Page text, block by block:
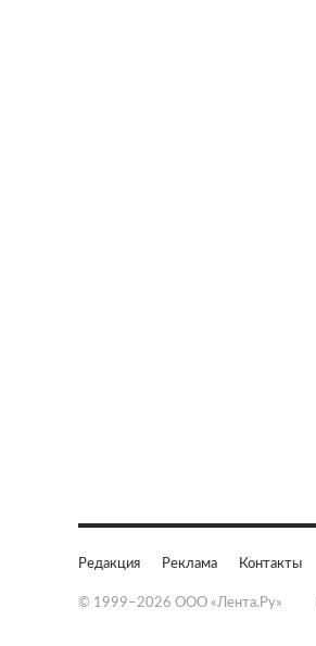
Редакция Реклама Контакты
© 1999–2026 ООО «Лента.Ру»